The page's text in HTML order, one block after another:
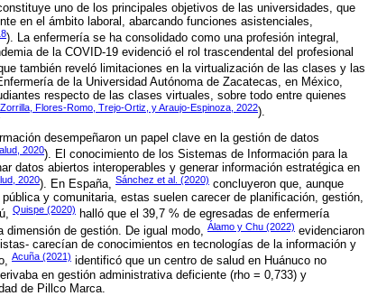
uno de los principales objetivos de las universidades, que
en el ámbito laboral, abarcando funciones asistenciales,
). La enfermería se ha consolidado como una profesión integral,
de la COVID-19 evidenció el rol trascendental del profesional
también reveló limitaciones en la virtualización de las clases y las
de la Universidad Autónoma de Zacatecas, en México,
respecto de las clases virtuales, sobre todo entre quienes
Zorrilla, Flores-Romo, Trejo-Ortiz, y Araujo-Espinoza, 2022).
desempeñaron un papel clave en la gestión de datos
2020). El conocimiento de los Sistemas de Información para la
datos abiertos interoperables y generar información estratégica en
2020). En España, Sánchez et al. (2020) concluyeron que, aunque
y comunitaria, estas suelen carecer de planificación, gestión,
Quispe (2020) halló que el 39,7 % de egresadas de enfermería
de gestión. De igual modo, Álamo y Chu (2022) evidenciaron
carecían de conocimientos en tecnologías de la información y
Acuña (2021) identificó que un centro de salud en Huánuco no
en gestión administrativa deficiente (rho = 0,733) y
de Pillco Marca.